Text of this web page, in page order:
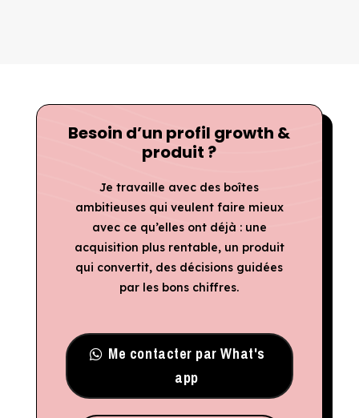
Besoin d’un profil growth &
produit ?
Je travaille avec des boîtes
ambitieuses qui veulent faire mieux
avec ce qu’elles ont déjà : une
acquisition plus rentable, un produit
qui convertit, des décisions guidées
par les bons chiffres.
Me contacter par What's
app